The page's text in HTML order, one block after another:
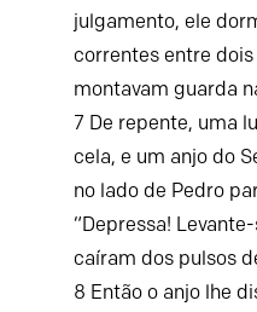
julgamento, ele
correntes entre
montavam guarda
7 De repente, uma
cela, e um anjo do
no lado de Pedro
“Depressa!
caíram dos pulsos
8 Então o anjo lhe